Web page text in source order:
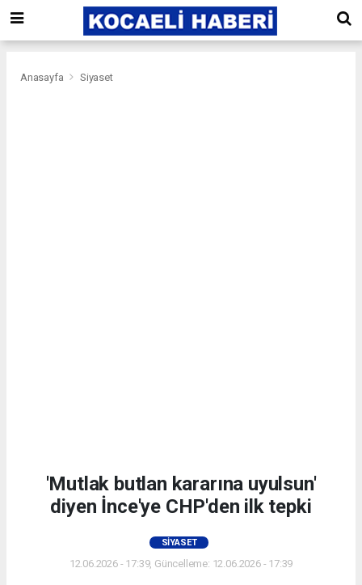
Anasayfa Siyaset
'Mutlak butlan kararına uyulsun'
diyen İnce'ye CHP'den ilk tepki
SIYASET
12.06.2026 - 17:39, Güncelleme: 12.06.2026 - 17:39